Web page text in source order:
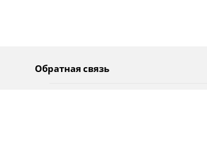
Обратная связь